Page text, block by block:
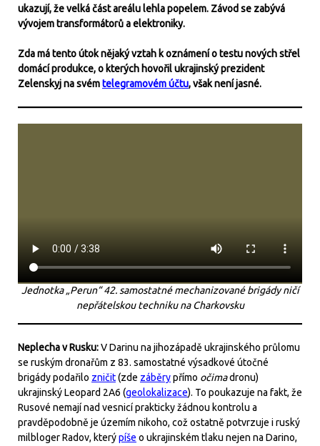
ukazují, že velká část areálu lehla popelem. Závod se zabývá
vývojem transformátorů a elektroniky.
Zda má tento útok nějaký vztah k oznámení o testu nových střel
domácí produkce, o kterých hovořil ukrajinský prezident
Zelenskyj na svémtelegramovém účtu, však není jasné.
Jednotka „Perun“ 42. samostatné mechanizované brigády ničí
nepřátelskou techniku na Charkovsku
Neplecha v Rusku:V Darinu na jihozápadě ukrajinského průlomu
se ruským dronařům z 83. samostatné výsadkové útočné
brigády podařilo zničit(zde záběrypřímo očimadronu)
ukrajinský Leopard 2A6 (geolokalizace). To poukazuje na fakt, že
Rusové nemají nad vesnicí prakticky žádnou kontrolu a
pravděpodobně je územím nikoho, což ostatně potvrzuje i ruský
milbloger Radov, kterýpíše o ukrajinském tlaku nejen na Darino,